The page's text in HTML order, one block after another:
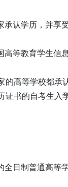
认学历，并享
等教育学生信
的高等学校都
书的自考生
日制普通高等学